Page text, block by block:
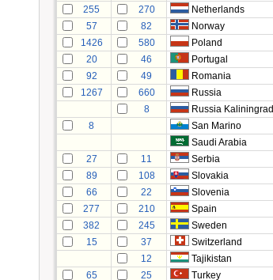
255
270 Netherlands
57
82 Norway
1426
580 Poland
20
46 Portugal
92
49 Romania
1267
660 Russia
8
Russia Kaliningrad
8
San Marino
Saudi Arabia
27
11 Serbia
89
108 Slovakia
66
22 Slovenia
277
210 Spain
382
245 Sweden
15
37 Switzerland
12
Tajikistan
65
25 Turkey